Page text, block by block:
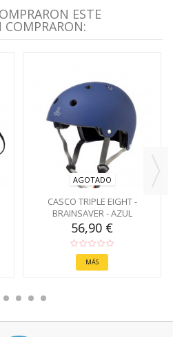
ESTE
AGOTADO
CASCO TRIPLE EIGHT -
BRAINSAVER - AZUL
56,90 €
MÁS